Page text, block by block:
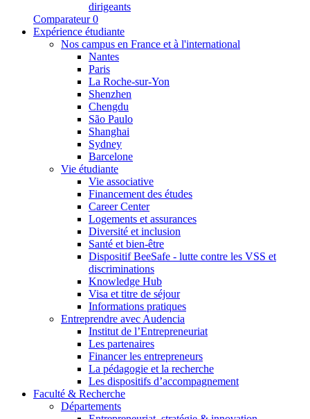
dirigeants
Comparateur 0
Expérience étudiante
Nos campus en France et à l'international
Nantes
Paris
La Roche-sur-Yon
Shenzhen
Chengdu
São Paulo
Shanghai
Sydney
Barcelone
Vie étudiante
Vie associative
Financement des études
Career Center
Logements et assurances
Diversité et inclusion
Santé et bien-être
Dispositif BeeSafe - lutte contre les VSS et
discriminations
Knowledge Hub
Visa et titre de séjour
Informations pratiques
Entreprendre avec Audencia
Institut de l’Entrepreneuriat
Les partenaires
Financer les entrepreneurs
La pédagogie et la recherche
Les dispositifs d’accompagnement
Faculté & Recherche
Départements